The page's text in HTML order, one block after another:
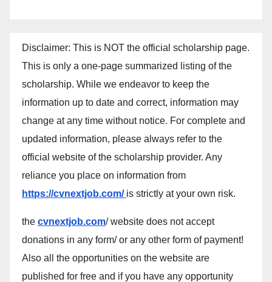
Disclaimer: This is NOT the official scholarship page.
This is only a one-page summarized listing of the
scholarship. While we endeavor to keep the
information up to date and correct, information may
change at any time without notice. For complete and
updated information, please always refer to the
official website of the scholarship provider. Any
reliance you place on information from
https://cvnextjob.com/ is strictly at your own risk.
the cvnextjob.com/ website does not accept
donations in any form/ or any other form of payment!
Also all the opportunities on the website are
published for free and if you have any opportunity